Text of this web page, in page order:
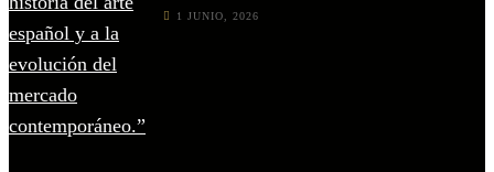
1 JUNIO, 2026